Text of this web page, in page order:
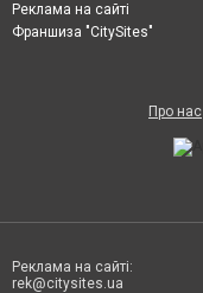
Реклама на сайті
Франшиза "CitySites"
Про нас
Реклама на сайті:
rek@citysites.ua